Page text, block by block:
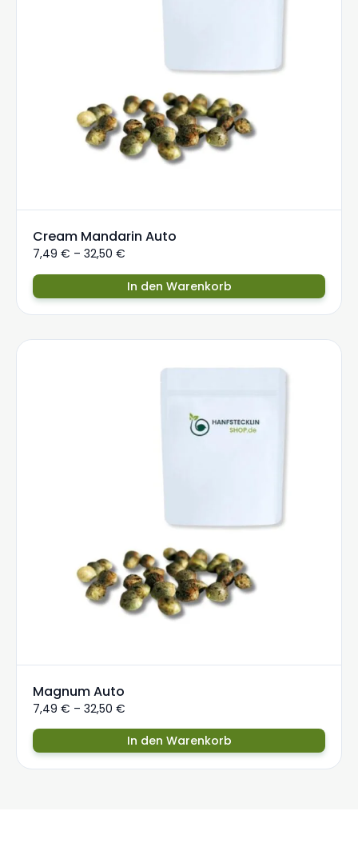
Cream Mandarin Auto
7,49 € – 32,50 €
In den Warenkorb
Magnum Auto
7,49 € – 32,50 €
In den Warenkorb